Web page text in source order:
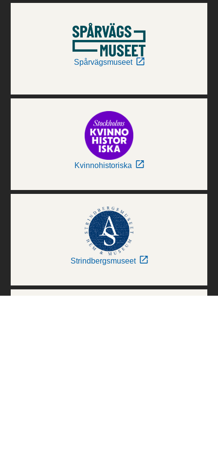
Spårvägsmuseet
Kvinnohistoriska
Strindbergsmuseet